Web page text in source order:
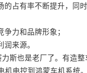
占有率不断提升，同
力和品牌形象；
来源。
斯也是老厂了。有造
电控到鸿蒙车机系统